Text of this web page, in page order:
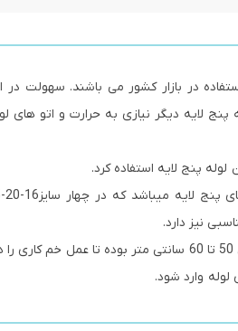
در بازار کشور می باشند. سهولت
پنج لایه دیگر نیازی به حرارت و اتو
پنج لایه استفاده کرد.
نیز دارد.
لوله وارد شود.